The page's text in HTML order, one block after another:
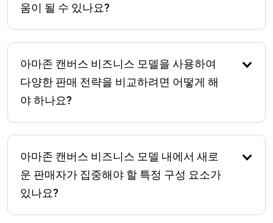
움이 될 수 있나요?
적 도구입니다. 가치 제안, 고객 세그먼트, 수익원 및 비
용 구조와 같은 구성 요소를 분해함으로써 FBA, FBM,
프라이빗 라벨 또는 도매와 같은 어떤 비즈니스 모델이
귀하의 목표와 자원에 가장 잘 맞는지 더 잘 이해할 수
있습니다.
아마존 캔버스 비즈니스 모델을 사용하여
다양한 판매 전략을 비교하려면 어떻게 해
야 하나요?
어, 이익률, 이행 책임 및 마케팅 노력과 같은 요소를 검
토하여 드롭 배송과 개인 상표의 장단점을 분석할 수
있습니다. 이 접근 방식은 전자 상거래 비즈니스에 가
장 적합한 비즈니스 모델에 대한 정보에 기반한 결정을
내리는 데 도움이 됩니다.
아마존 캔버스 비즈니스 모델 내에서 새로
운 판매자가 집중해야 할 특정 구성 요소가
있나요?